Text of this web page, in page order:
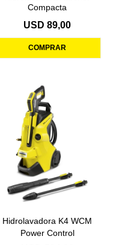
Compacta
USD 89,00
Hidrolavadora K4 WCM
Power Control